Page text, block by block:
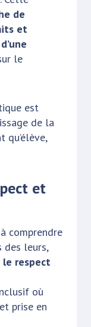
de
et
le
est
de la
qu’élève,
et
comprendre
leurs,
respect
où
prise en